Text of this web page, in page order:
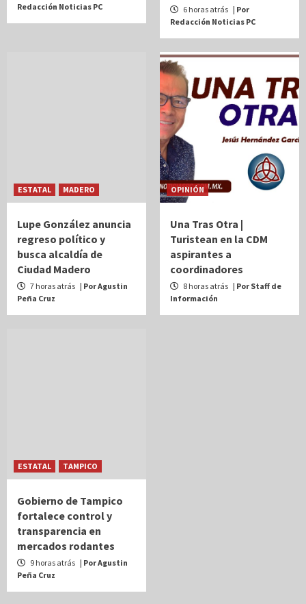
Redacción Noticias PC
6 horas atrás | Por
Redacción Noticias PC
ESTATAL MADERO
Lupe González anuncia
regreso político y
busca alcaldía de
Ciudad Madero
7 horas atrás | Por Agustin
Peña Cruz
OPINIÓN
Una Tras Otra |
Turistean en la CDM
aspirantes a
coordinadores
8 horas atrás | Por Staff de
Información
ESTATAL TAMPICO
Gobierno de Tampico
fortalece control y
transparencia en
mercados rodantes
9 horas atrás | Por Agustin
Peña Cruz